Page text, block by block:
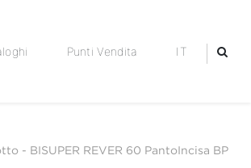
Punti Vendita IT
- BISUPER REVER 60 PantoIncisa BP